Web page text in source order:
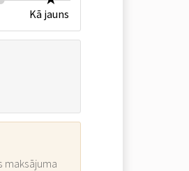
Kā jauns
maksājuma